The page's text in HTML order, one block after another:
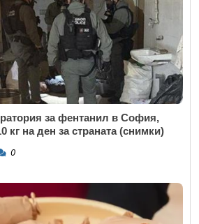
за фентанил в София,
кг на ден за страната (снимки)
0